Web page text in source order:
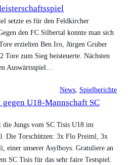
setzte es für den Feldkircher
den FC Silbertal konnte man sich
erzielten Ben Iro, Jürgen Gruber
Tore zum Sieg beisteuerte. Nächsten
Auswärtsspiel…
News Spielberichte
gegen U18-Mannschaft SC
die Jungs vom SC Tisis U18 im
Die Torschützen: 3x Flo Preiml, 3x
einer unserer Asylboys. Gratuliere an
SC Tisis für das sehr faire Testspiel.